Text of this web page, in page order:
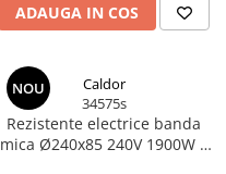
ADAUGA IN COS
NOU
Caldor
34575s
Rezistente electrice banda
mica Ø240x85 240V 1900W 2